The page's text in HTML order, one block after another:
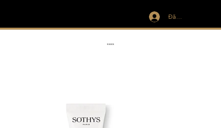
Đăng nhập
RIBBON